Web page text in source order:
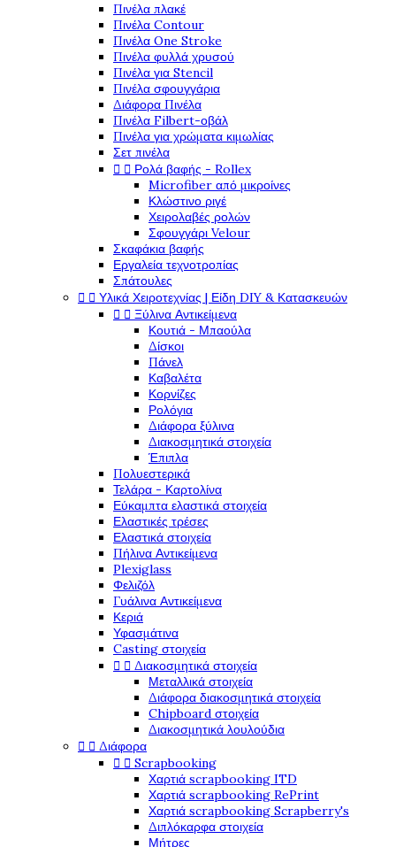
Πινέλα πλακέ
Πινέλα Contour
Πινέλα One Stroke
Πινέλα φυλλά χρυσού
Πινέλα για Stencil
Πινέλα σφουγγάρια
Διάφορα Πινέλα
Πινέλα Filbert-οβάλ
Πινέλα για χρώματα κιμωλίας
Σετ πινέλα
  Ρολά βαφής - Rollex
Microfiber από μικροίνες
Κλώστινο ριγέ
Χειρολαβές ρολών
Σφουγγάρι Velour
Σκαφάκια βαφής
Εργαλεία τεχνοτροπίας
Σπάτουλες
  Υλικά Χειροτεχνίας | Είδη DIY & Κατασκευών
  Ξύλινα Αντικείμενα
Κουτιά - Μπαούλα
Δίσκοι
Πάνελ
Καβαλέτα
Κορνίζες
Ρολόγια
Διάφορα ξύλινα
Διακοσμητικά στοιχεία
Έπιπλα
Πολυεστερικά
Τελάρα - Καρτολίνα
Εύκαμπτα ελαστικά στοιχεία
Ελαστικές τρέσες
Ελαστικά στοιχεία
Πήλινα Αντικείμενα
Plexiglass
Φελιζόλ
Γυάλινα Αντικείμενα
Κεριά
Υφασμάτινα
Casting στοιχεία
  Διακοσμητικά στοιχεία
Μεταλλικά στοιχεία
Διάφορα διακοσμητικά στοιχεία
Chipboard στοιχεία
Διακοσμητικά λουλούδια
  Διάφορα
  Scrapbooking
Χαρτιά scrapbooking ITD
Χαρτιά scrapbooking RePrint
Χαρτιά scrapbooking Scrapberry's
Διπλόκαρφα στοιχεία
Μήτρες